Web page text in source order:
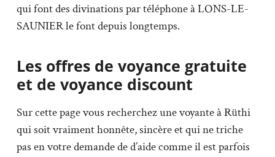
qui font des divinations par téléphone à LONS-LE-
SAUNIER le font depuis longtemps.
Les offres de voyance gratuite
et de voyance discount
Sur cette page vous recherchez une voyante à Rüthi
qui soit vraiment honnête, sincère et qui ne triche
pas en votre demande de d’aide comme il est parfois